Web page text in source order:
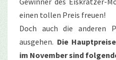
einen tollen Preis freuen!
Doch auch die anderen
ausgehen. Die
im November sind